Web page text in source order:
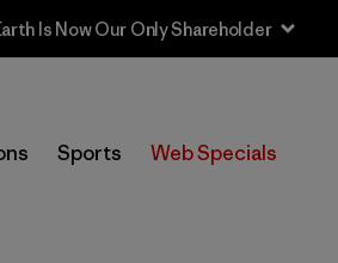
to 40% Off Past-Season Clothing & Gear
Sports Web Specials